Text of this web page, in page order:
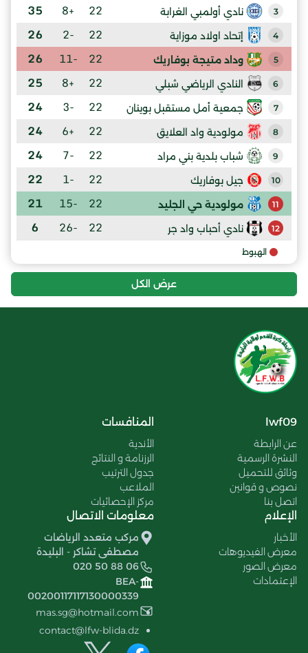
3 نادي أولمبي الغرابة 22
+8
35
4 إتحاد اولاد موزاية 22
-2
26
5 وداد متيجة بوفاريك 22
-11
26
6 النادي الرياضي شبلي 22
+8
25
7 جمعية أمل مستقبل بوينان 22
-3
24
8 مولودية واد العلايق 22
+6
24
9 شباب بلدية بني مراد 22
-7
24
10 جيل بوفاريك 22
-1
22
11 مولودية حي الجليد 22
-15
21
12 نادي أحباب واد جر 22
-26
6
الهبوط
عرض الكل
lwf09
عن الرابطة
النشرة الرسمية
وثائق للتحميل
نصوص و قوانين
اتصل بنا
المنافسات
الأندية
الرزنامة و النتائج
جدول الترتيب
الملاعب
مركز الإحصائيات
الإعلام
الأخبار
معرض الفيديوهات
معرض الصور
الإعتمادات
معلومات الاتصال
مركب متعدد الرياضات
مصطفى تشاكر - البليدة
020 50 88 06
BEA-
00200117117130000339
mas.sg@hotmail.com
contact@lfw-blida.dz